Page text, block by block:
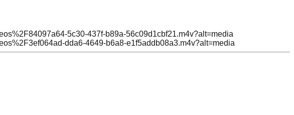
5c30-437f-b89a-56c09d1cbf21.m4v?alt=media
dda6-4649-b6a8-e1f5addb08a3.m4v?alt=media